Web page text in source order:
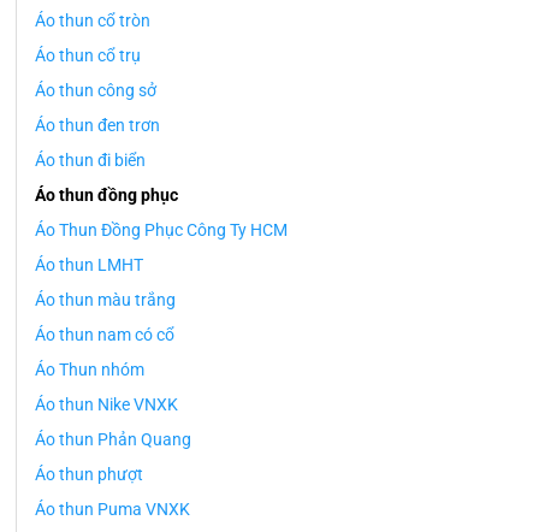
Áo thun cổ tròn
Áo thun cổ trụ
Áo thun công sở
Áo thun đen trơn
Áo thun đi biển
Áo thun đồng phục
Áo Thun Đồng Phục Công Ty HCM
Áo thun LMHT
Áo thun màu trắng
Áo thun nam có cổ
Áo Thun nhóm
Áo thun Nike VNXK
Áo thun Phản Quang
Áo thun phượt
Áo thun Puma VNXK